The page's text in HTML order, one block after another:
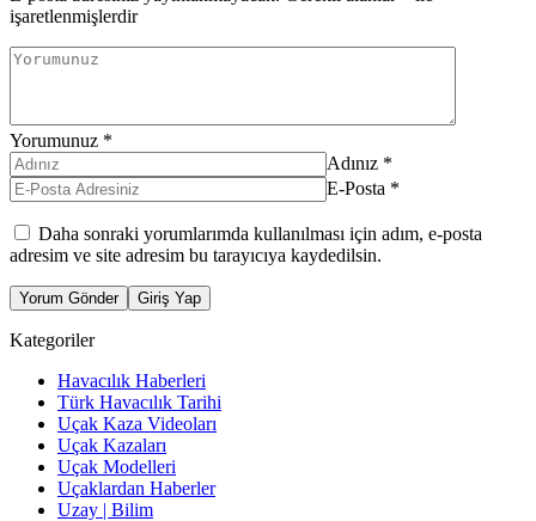
işaretlenmişlerdir
Yorumunuz *
Adınız *
E-Posta *
Daha sonraki yorumlarımda kullanılması için adım, e-posta
adresim ve site adresim bu tarayıcıya kaydedilsin.
Yorum Gönder Giriş Yap
Kategoriler
Havacılık Haberleri
Türk Havacılık Tarihi
Uçak Kaza Videoları
Uçak Kazaları
Uçak Modelleri
Uçaklardan Haberler
Uzay | Bilim